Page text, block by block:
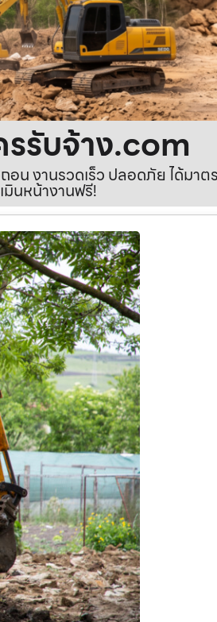
รับจ้าง.com
น งานรวดเร็ว ปลอดภัย ได้มาต
มินหน้างานฟรี!